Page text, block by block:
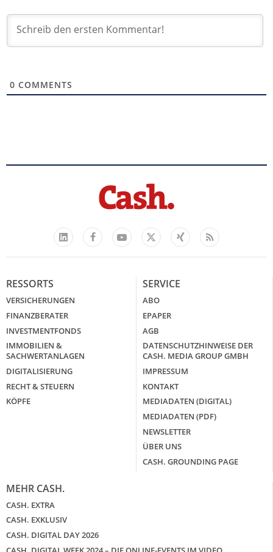
0 COMMENTS
LinkedIn
FacebookYouTube
X
Xing Feed
RESSORTS
VERSICHERUNGEN
FINANZBERATER
INVESTMENTFONDS
IMMOBILIEN &
SACHWERTANLAGEN
DIGITALISIERUNG
RECHT & STEUERN
KÖPFE
SERVICE
ABO
EPAPER
AGB
DATENSCHUTZHINWEISE DER
CASH. MEDIA GROUP GMBH
IMPRESSUM
KONTAKT
MEDIADATEN (DIGITAL)
MEDIADATEN (PDF)
NEWSLETTER
ÜBER UNS
CASH. GROUNDING PAGE
MEHR CASH.
CASH. EXTRA
CASH. EXKLUSIV
CASH. DIGITAL DAY 2026